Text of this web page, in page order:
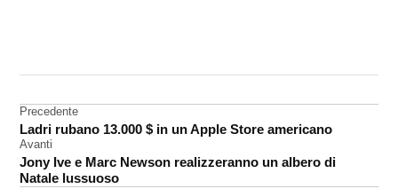
Navigazione
articoli
Precedente
Ladri rubano 13.000 $ in un Apple Store americano
Avanti
Jony Ive e Marc Newson realizzeranno un albero di
Natale lussuoso